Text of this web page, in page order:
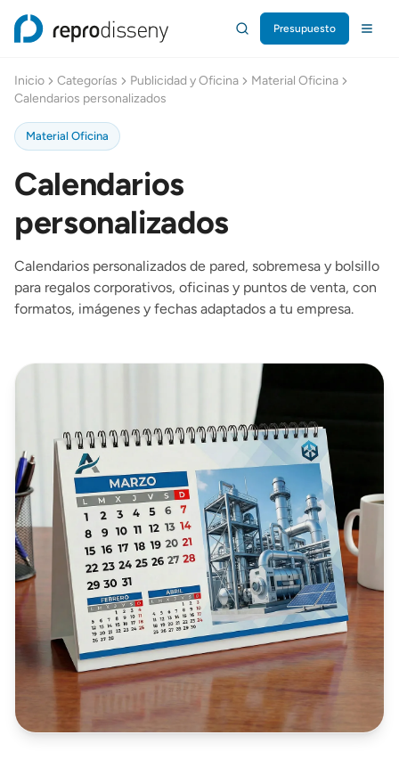
Repro Disseny Inicio
Presupuesto
Inicio Categorías Publicidad y Oficina
Material Oficina
Calendarios personalizados
Material Oficina
Calendarios
personalizados
Calendarios personalizados de pared, sobremesa y bolsillo
para regalos corporativos, oficinas y puntos de venta, con
formatos, imágenes y fechas adaptados a tu empresa.